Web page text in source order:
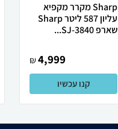
Sharp מקרר מקפיא
עליון 587 ליטר Sharp
שארפ SJ-3840...
4,999
₪
קנו עכשיו